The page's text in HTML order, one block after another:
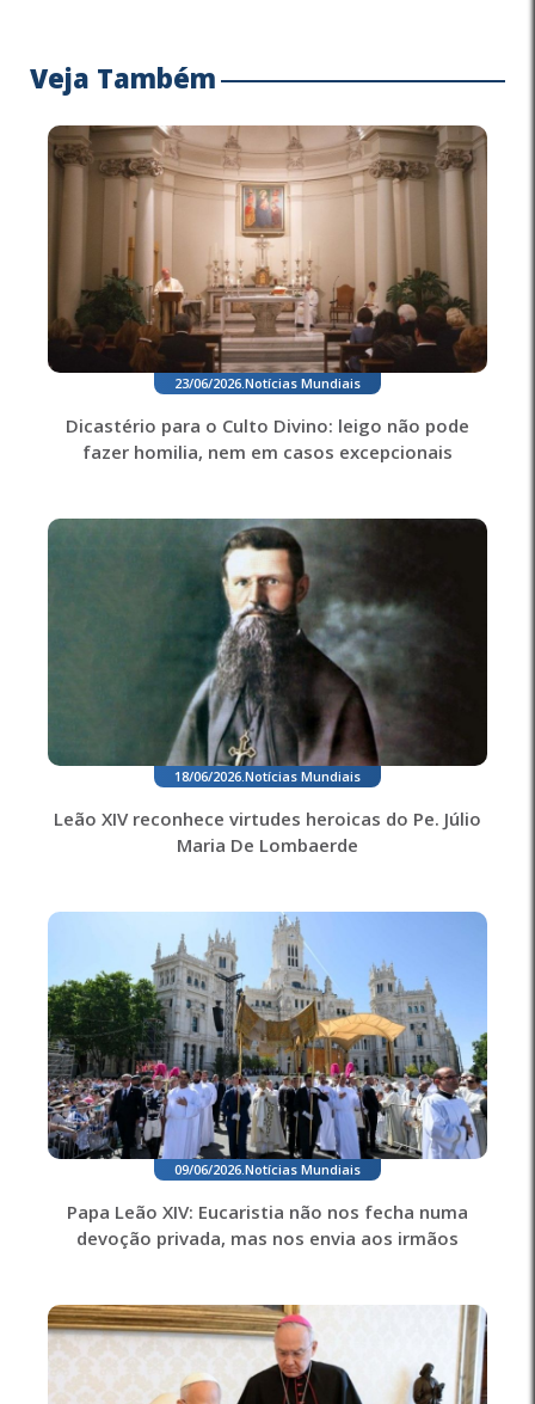
Veja Também
23/06/2026.Notícias Mundiais
Dicastério para o Culto Divino: leigo não pode
fazer homilia, nem em casos excepcionais
18/06/2026.Notícias Mundiais
Leão XIV reconhece virtudes heroicas do Pe. Júlio
Maria De Lombaerde
09/06/2026.Notícias Mundiais
Papa Leão XIV: Eucaristia não nos fecha numa
devoção privada, mas nos envia aos irmãos